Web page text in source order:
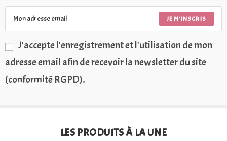
JE M'INSCRIS
J'accepte l'enregistrement et l'utilisation de mon
adresse email afin de recevoir la newsletter du site
(conformité RGPD).
LES PRODUITS À LA UNE